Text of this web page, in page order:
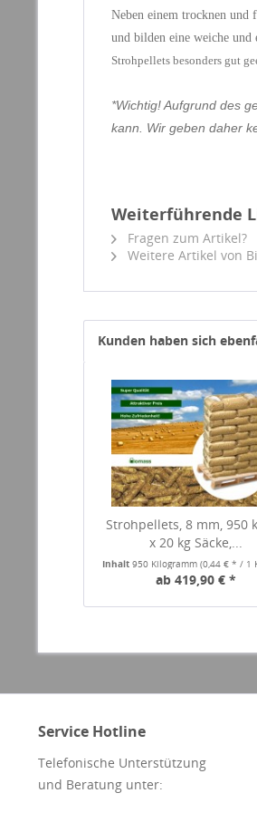
Neben einem trocknen und
und bilden eine weiche und
Strohpellets besonders gut
*Wichtig! Aufgrund des
kann. Wir geben daher
Weiterführende
Fragen zum Artikel?
Weitere Artikel von
Kunden haben sich
Strohpellets, 8 mm, 950
x 20 kg Säcke,...
Inhalt 950 Kilogramm (0,44 € * / 1
ab 419,90 € *
Service Hotline
Telefonische Unterstützung
und Beratung unter: